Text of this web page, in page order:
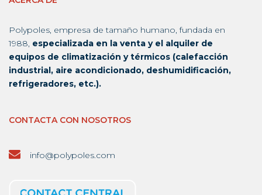
Polypoles, empresa de tamaño humano, fundada en
1988, especializada en la venta y el alquiler de
equipos de climatización y térmicos (calefacción
industrial, aire acondicionado, deshumidificación,
refrigeradores, etc.).
CONTACTA CON NOSOTROS
info@polypoles.com